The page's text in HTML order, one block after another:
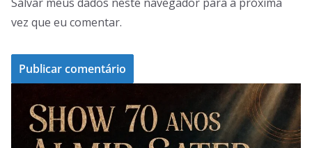
vez que eu comentar.